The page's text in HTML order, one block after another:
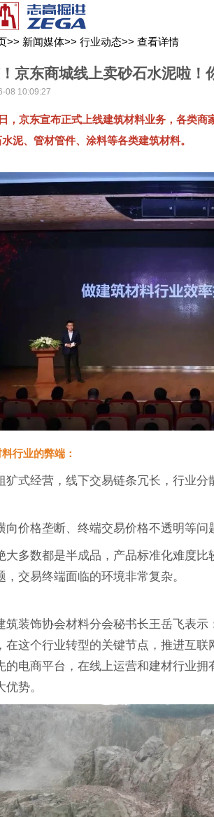
>> 新闻媒体>> 行业动态>> 查看详情
京东商城线上卖砂石水泥啦！
08 10:09:27
，京东宣布正式上线建筑材料业务，各类
泥、管材管件、涂料等各类建筑材料。
行业的弊端：
犷式经营，线下交易链条冗长，行业
向价格垄断、终端交易价格不透明等问
大多数都是半成品，产品标准化难度
，交易终端面临的环境非常复杂。
筑装饰协会材料分会秘书长王岳飞表
在这个行业转型的关键节点，推进互
的电商平台，在线上运营和建材行业
优势。